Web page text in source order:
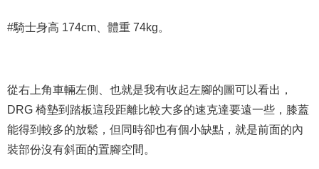
#騎士身高 174cm、體重 74kg。
從右上角車輛左側、也就是我有收起左腳的圖可以看出，
DRG 椅墊到踏板這段距離比較大多的速克達要遠一些，膝蓋
能得到較多的放鬆，但同時卻也有個小缺點，就是前面的內
裝部份沒有斜面的置腳空間。